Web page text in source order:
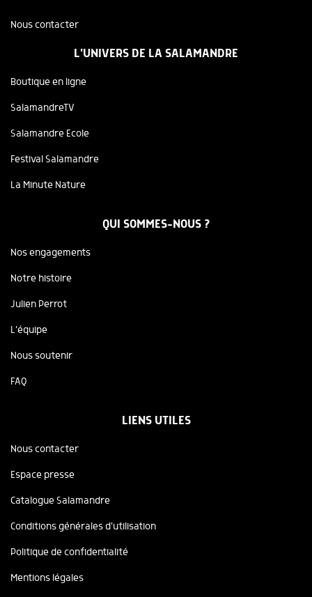
Nous contacter
L'UNIVERS DE LA SALAMANDRE
Boutique en ligne
SalamandreTV
Salamandre Ecole
Festival Salamandre
La Minute Nature
QUI SOMMES-NOUS ?
Nos engagements
Notre histoire
Julien Perrot
L'équipe
Nous soutenir
FAQ
LIENS UTILES
Nous contacter
Espace presse
Catalogue Salamandre
Conditions générales d'utilisation
Politique de confidentialité
Mentions légales